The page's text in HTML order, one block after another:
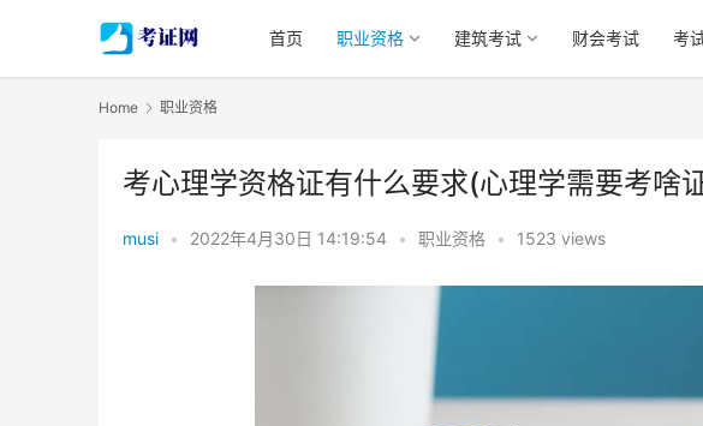
首页 职业资格 建筑考试 财会考试 考
Home 职业资格
考心理学资格证有什么要求(心理学需要考啥
musi • 2022年4月30日 14:19:54 • 职业资格 • 1523 views